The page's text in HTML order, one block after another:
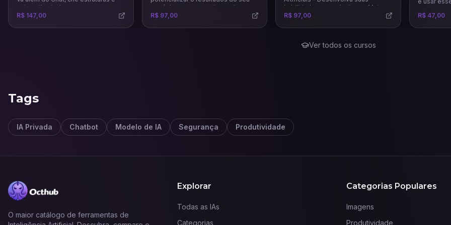
automatize tudo.
R$ 147,00
negócio e a gerar mais vendas.
R$ 97,00
habilidades em anúncios na Meta
usando todo potencial das
R$ 97,00
precisas e
R$ 47,00
Ver todos os cursos
Tags
IA Privada Chatbot Modelo de IA Segurança Produtividade
O maior catálogo de ferramentas de
Explorar
Todas as IAs
Categorias
Categorias Populares
Imagens
Produtividade